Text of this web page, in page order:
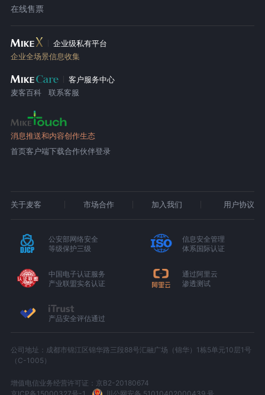
在线售票
企业级私有平台
企业全场景信息收集
客户服务中心
麦客百科
联系客服
消息推送和内容创作生态
首页客户端下载合作伙伴登录
关于麦客 市场合作 加入我们 用户协议
公安部网络安全
等级保护三级
信息安全管理
体系国际认证
中国电子认证服务
产业联盟实名认证
通过阿里云
渗透测试
产品安全评估通过
公司地址：成都市锦江区锦华路三段88号汇融广场（锦华）1栋5单元10层1号
（C-1005）
增值电信业务经营许可证：京B2-20180674